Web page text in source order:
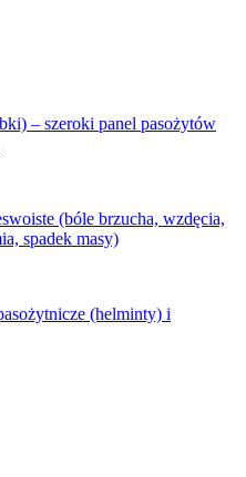
– szeroki panel pasożytów
(bóle brzucha, wzdęcia,
spadek masy)
(helminty) i